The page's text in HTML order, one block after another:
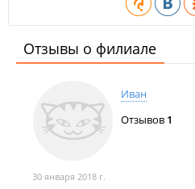
Отзывы о филиале
Иван
Отзывов 1
30 января 2018 г.